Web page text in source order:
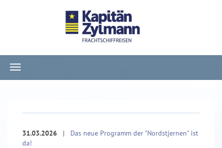
Navigation
ein-/ausblenden
31.03.2026 | Das neue Programm der "Nordstjernen" ist
da!